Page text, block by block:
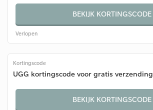
BEKIJK KORTINGSCODE
Verlopen
Kortingscode
UGG kortingscode voor gratis verzending
BEKIJK KORTINGSCODE